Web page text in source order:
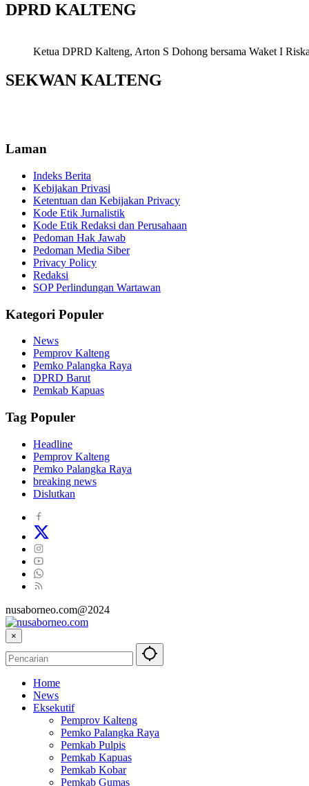
DPRD KALTENG
Ketua DPRD Kalteng, Arton S Dohong bersama Waket I
SEKWAN KALTENG
Laman
Indeks Berita
Kebijakan Privasi
Ketentuan dan Kebijakan Privacy
Kode Etik Jurnalistik
Kode Etik Redaksi dan Perusahaan
Pedoman Hak Jawab
Pedoman Media Siber
Privacy Policy
Redaksi
SOP Perlindungan Wartawan
Kategori Populer
News
Pemprov Kalteng
Pemko Palangka Raya
DPRD Barut
Pemkab Kapuas
Tag Populer
Headline
Pemprov Kalteng
Pemko Palangka Raya
breaking news
Dislutkan
nusaborneo.com@2024
×
Home
News
Eksekutif
Pemprov Kalteng
Pemko Palangka Raya
Pemkab Pulpis
Pemkab Kapuas
Pemkab Kobar
Pemkab Gumas